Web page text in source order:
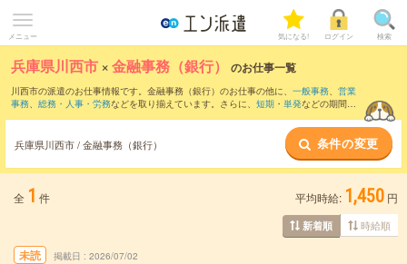
メニュー 気になる! ログイン 検索
兵庫県川西市 ×金融事務（銀行） のお仕事一覧
川西市の派遣のお仕事情報です。金融事務（銀行）のお仕事の他に、 一般事務、 営業
事務、 総務・人事・労務などを取り揃えています。さらに、 短期 ・ 単発などの期間
兵庫県川西市 / 金融事務（銀行） 条件の変更
全 1 件 平均時給: 1,450 円
新着順 時給順
未読 掲載日 2026/07/02